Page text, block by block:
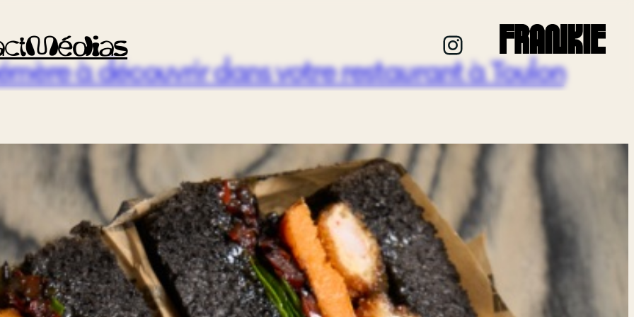
Médias Instagram
à découvrir dans votre restaurant à Toulon